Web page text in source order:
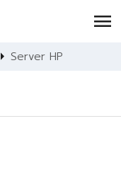
menu
arrow_right Server HP